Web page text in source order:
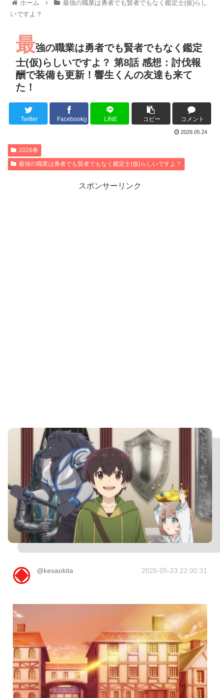
『進撃の巨人』で一番面白いところってｗｗｗｗｗ
【画像】スト6女キャラの水着がエッチ
同盟、帝国、フェザーン。生まれるなら何処がいいか問題！
ホーム
最強の職業は勇者でも賢者でもなく鑑定士(仮)らし
いですよ？
最強の職業は勇者でも賢者でもなく鑑定
士(仮)らしいですよ？ 第8話 感想：討伐報
酬で装備も更新！響生くんの友達も来て
た！
Twitter Facebook0 LINE コピー コメント
2026.05.24
2026春
最強の職業は勇者でも賢者でもなく鑑定士(仮)らしいですよ？
スポンサーリンク
@kesaokita 2026-05-23 22:00:31